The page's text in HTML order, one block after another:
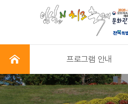
프로그램 안내